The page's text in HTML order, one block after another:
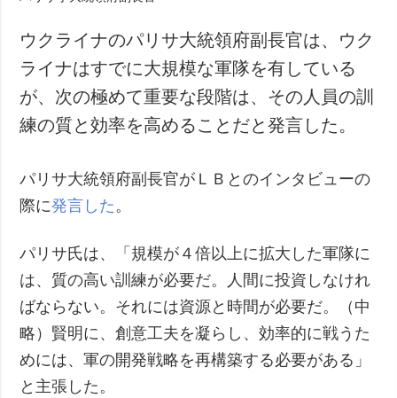
ウクライナのパリサ大統領府副長官は、ウク
ライナはすでに大規模な軍隊を有している
が、次の極めて重要な段階は、その人員の訓
練の質と効率を高めることだと発言した。
パリサ大統領府副長官がＬＢとのインタビューの
際に発言した 。
パリサ氏は、「規模が４倍以上に拡大した軍隊に
は、質の高い訓練が必要だ。人間に投資しなけれ
ばならない。それには資源と時間が必要だ。（中
略）賢明に、創意工夫を凝らし、効率的に戦うた
めには、軍の開発戦略を再構築する必要がある」
と主張した。